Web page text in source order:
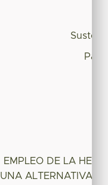
EMPLEO DE LA
UNA ALTERNATIVA